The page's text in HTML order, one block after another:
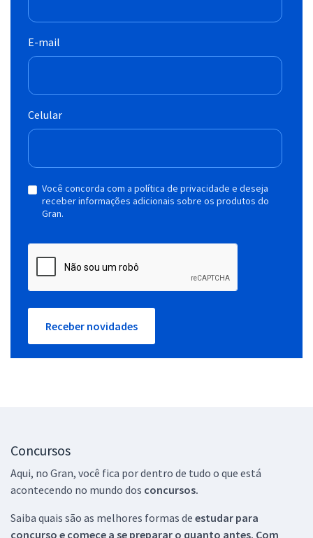
E-mail
Celular
Você concorda com a política de privacidade e deseja
receber informações adicionais sobre os produtos do
Gran.
Receber novidades
Concursos
Aqui, no Gran, você fica por dentro de tudo o que está
acontecendo no mundo dos concursos.
Saiba quais são as melhores formas de estudar para
concurso e comece a se preparar o quanto antes. Com